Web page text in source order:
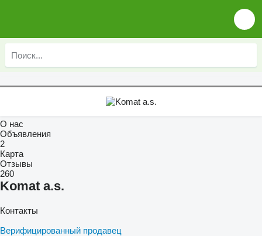
О нас
Объявления
2
Карта
Отзывы
260
Komat a.s.
Контакты
Верифицированный продавец